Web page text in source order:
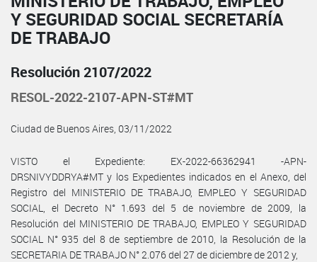
Y SEGURIDAD SOCIAL SECRETARÍA
DE TRABAJO
Resolución 2107/2022
RESOL-2022-2107-APN-ST#MT
Ciudad de Buenos Aires, 03/11/2022
VISTO el Expediente: EX-2022-66362941 -APN-
DRSNIVYDDRYA#MT y los Expedientes indicados en el Anexo, del
Registro del MINISTERIO DE TRABAJO, EMPLEO Y SEGURIDAD
SOCIAL, el Decreto N° 1.693 del 5 de noviembre de 2009, la
Resolución del MINISTERIO DE TRABAJO, EMPLEO Y SEGURIDAD
SOCIAL N° 935 del 8 de septiembre de 2010, la Resolución de la
SECRETARIA DE TRABAJO N° 2.076 del 27 de diciembre de 2012 y,